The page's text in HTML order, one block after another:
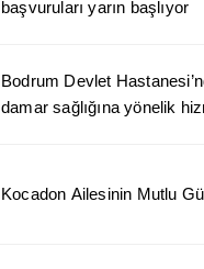
başvuruları yarın başlıyor
Bodrum Devlet
damar sağlığına yönelik
Kocadon Ailesinin Mutlu